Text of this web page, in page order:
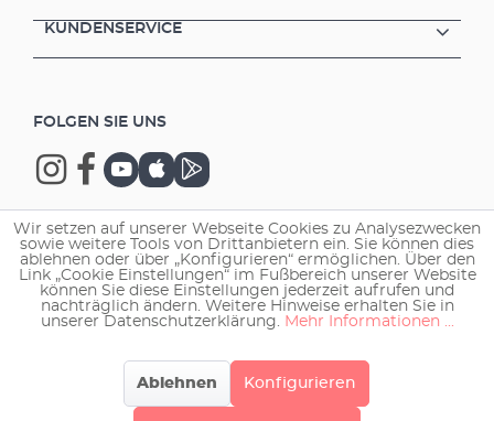
KUNDENSERVICE
FOLGEN SIE UNS
Copyright © 2026 EHEIM GmbH & Co. KG.
Wir setzen auf unserer Webseite Cookies zu Analysezwecken
sowie weitere Tools von Drittanbietern ein. Sie können dies
ablehnen oder über „Konfigurieren“ ermöglichen. Über den
Link „Cookie Einstellungen“ im Fußbereich unserer Website
können Sie diese Einstellungen jederzeit aufrufen und
nachträglich ändern. Weitere Hinweise erhalten Sie in
unserer Datenschutzerklärung. Mehr Informationen ...
Ablehnen Konfigurieren